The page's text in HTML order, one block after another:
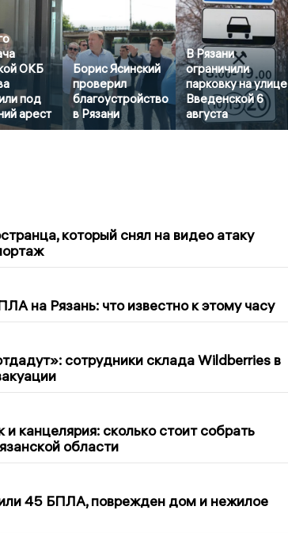
ОКБ
под
арест
Борис Ясинский
проверил
благоустройство
в Рязани
В Рязани
ограничили
парковку на улице
Введенской 6
августа
который снял на видео атаку
на Рязань: что известно к этому часу
сотрудники склада Wildberries в
канцелярия: сколько стоит собрать
области
45 БПЛА, поврежден дом и нежилое